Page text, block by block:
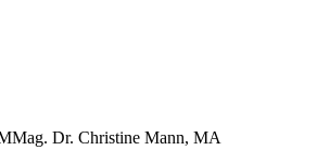
Dr. Christine Mann, MA